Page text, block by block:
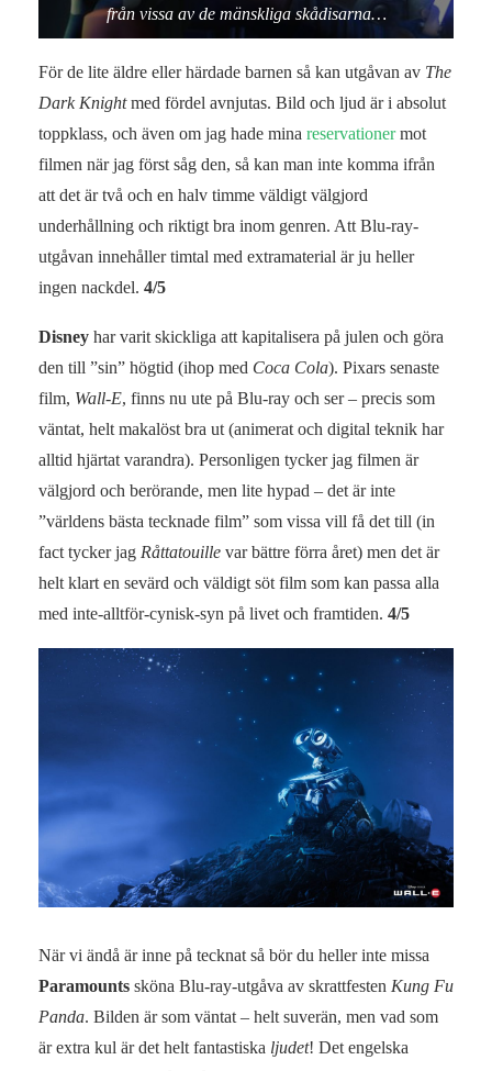
från vissa av de mänskliga skådisarna…
För de lite äldre eller härdade barnen så kan utgåvan av The
Dark Knightmed fördel avnjutas. Bild och ljud är i absolut
toppklass, och även om jag hade mina reservationermot
filmen när jag först såg den, så kan man inte komma ifrån
att det är två och en halv timme väldigt välgjord
underhållning och riktigt bra inom genren. Att Blu-ray-
utgåvan innehåller timtal med extramaterial är ju heller
ingen nackdel. 4/5
Disney har varit skickliga att kapitalisera på julen och göra
den till ”sin” högtid (ihop med Coca Cola). Pixars senaste
film, Wall-E, finns nu ute på Blu-ray och ser – precis som
väntat, helt makalöst bra ut (animerat och digital teknik har
alltid hjärtat varandra). Personligen tycker jag filmen är
välgjord och berörande, men lite hypad – det är inte
”världens bästa tecknade film” som vissa vill få det till (in
fact tycker jag Råttatouille var bättre förra året) men det är
helt klart en sevärd och väldigt söt film som kan passa alla
med inte-alltför-cynisk-syn på livet och framtiden. 4/5
När vi ändå är inne på tecknat så bör du heller inte missa
Paramounts sköna Blu-ray-utgåva av skrattfesten Kung Fu
Panda. Bilden är som väntat – helt suverän, men vad som
är extra kul är det helt fantastiska ljudet! Det engelska